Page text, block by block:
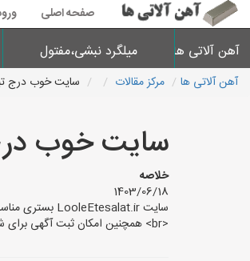
صفحه اصلی
آهن آلاتی ها میلگرد نبشی،مفتول
آهن آلاتی ها مرکز مقالات سایت خوب درج
سایت خوب درج
خلاصه
1403/06/18
<br> همچنین امکان ثبت آگهی برای شیرآلات صنعتی و اتصالات فلزی نیز فراهم